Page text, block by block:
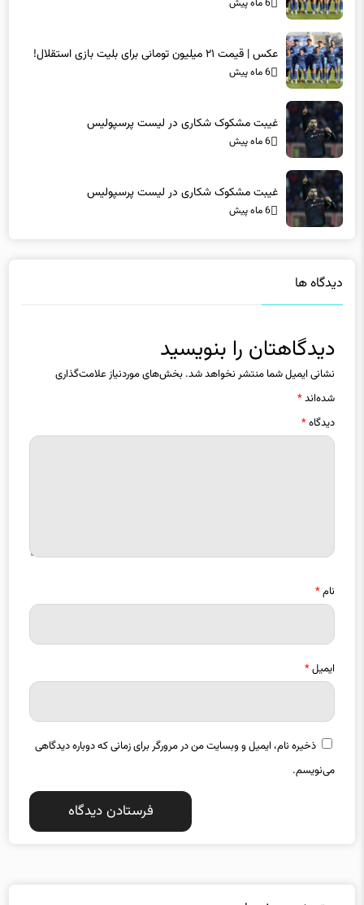
6 ماه پیش
نشانی ایمیل شما منتشر نخواهد شد.بخش‌های موردنیاز علامت‌گذاری
شده‌اند*
دیدگاه*
ایمیل*
ذخیره نام، ایمیل و وبسایت من در مرورگر برای زمانی که دوباره دیدگاهی
می‌نویسم.